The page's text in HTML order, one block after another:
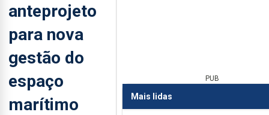
anteprojeto
para nova
gestão do
espaço
marítimo
PUB
Mais lidas